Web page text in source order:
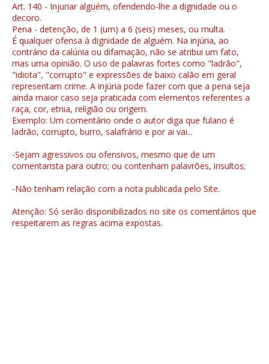
Art. 140 - Injuriar alguém, ofendendo-lhe a dignidade ou o
decoro.
Pena - detenção, de 1 (um) a 6 (seis) meses, ou multa.
É qualquer ofensa à dignidade de alguém. Na injúria, ao
contrário da calúnia ou difamação, não se atribui um fato,
mas uma opinião. O uso de palavras fortes como "ladrão",
"idiota", "corrupto" e expressões de baixo calão em geral
representam crime. A injúria pode fazer com que a pena seja
ainda maior caso seja praticada com elementos referentes a
raça, cor, etnia, religião ou origem.
Exemplo: Um comentário onde o autor diga que fulano é
ladrão, corrupto, burro, salafrário e por ai vai...
-Sejam agressivos ou ofensivos, mesmo que de um
comentarista para outro; ou contenham palavrões, insultos;
-Não tenham relação com a nota publicada pelo Site.
Atenção: Só serão disponibilizados no site os comentários que
respeitarem as regras acima expostas.